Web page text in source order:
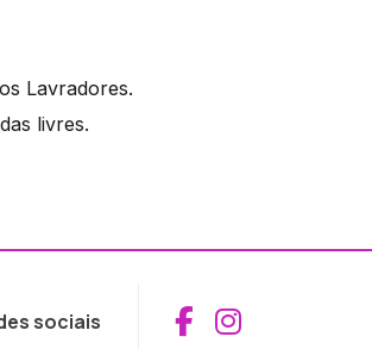
Lavradores.
livres.
sociais Aceder ao
Aceder